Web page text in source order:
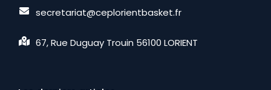
secretariat@ceplorientbasket.fr
67, Rue Duguay Trouin 56100 LORIENT